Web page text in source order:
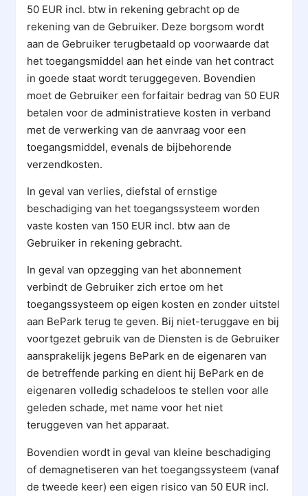
50 EUR incl. btw in rekening gebracht op de
rekening van de Gebruiker. Deze borgsom wordt
aan de Gebruiker terugbetaald op voorwaarde dat
het toegangsmiddel aan het einde van het contract
in goede staat wordt teruggegeven. Bovendien
moet de Gebruiker een forfaitair bedrag van 50 EUR
betalen voor de administratieve kosten in verband
met de verwerking van de aanvraag voor een
toegangsmiddel, evenals de bijbehorende
verzendkosten.
In geval van verlies, diefstal of ernstige
beschadiging van het toegangssysteem worden
vaste kosten van 150 EUR incl. btw aan de
Gebruiker in rekening gebracht.
In geval van opzegging van het abonnement
verbindt de Gebruiker zich ertoe om het
toegangssysteem op eigen kosten en zonder uitstel
aan BePark terug te geven. Bij niet-teruggave en bij
voortgezet gebruik van de Diensten is de Gebruiker
aansprakelijk jegens BePark en de eigenaren van
de betreffende parking en dient hij BePark en de
eigenaren volledig schadeloos te stellen voor alle
geleden schade, met name voor het niet
teruggeven van het apparaat.
Bovendien wordt in geval van kleine beschadiging
of demagnetiseren van het toegangssysteem (vanaf
de tweede keer) een eigen risico van 50 EUR incl.